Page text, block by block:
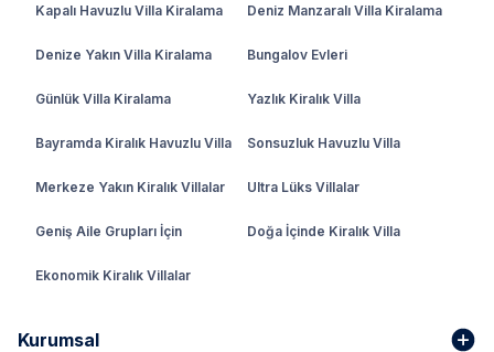
Kapalı Havuzlu Villa Kiralama Deniz Manzaralı Villa Kiralama
Denize Yakın Villa Kiralama Bungalov Evleri
Günlük Villa Kiralama Yazlık Kiralık Villa
Bayramda Kiralık Havuzlu Villa Sonsuzluk Havuzlu Villa
Merkeze Yakın Kiralık Villalar Ultra Lüks Villalar
Geniş Aile Grupları İçin Doğa İçinde Kiralık Villa
Ekonomik Kiralık Villalar
Kurumsal